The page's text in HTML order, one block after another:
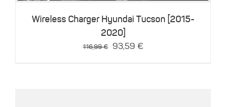
Wireless Charger Hyundai Tucson [2015-
2020]
116,99€ Ursprünglicher
93,59 €Aktueller